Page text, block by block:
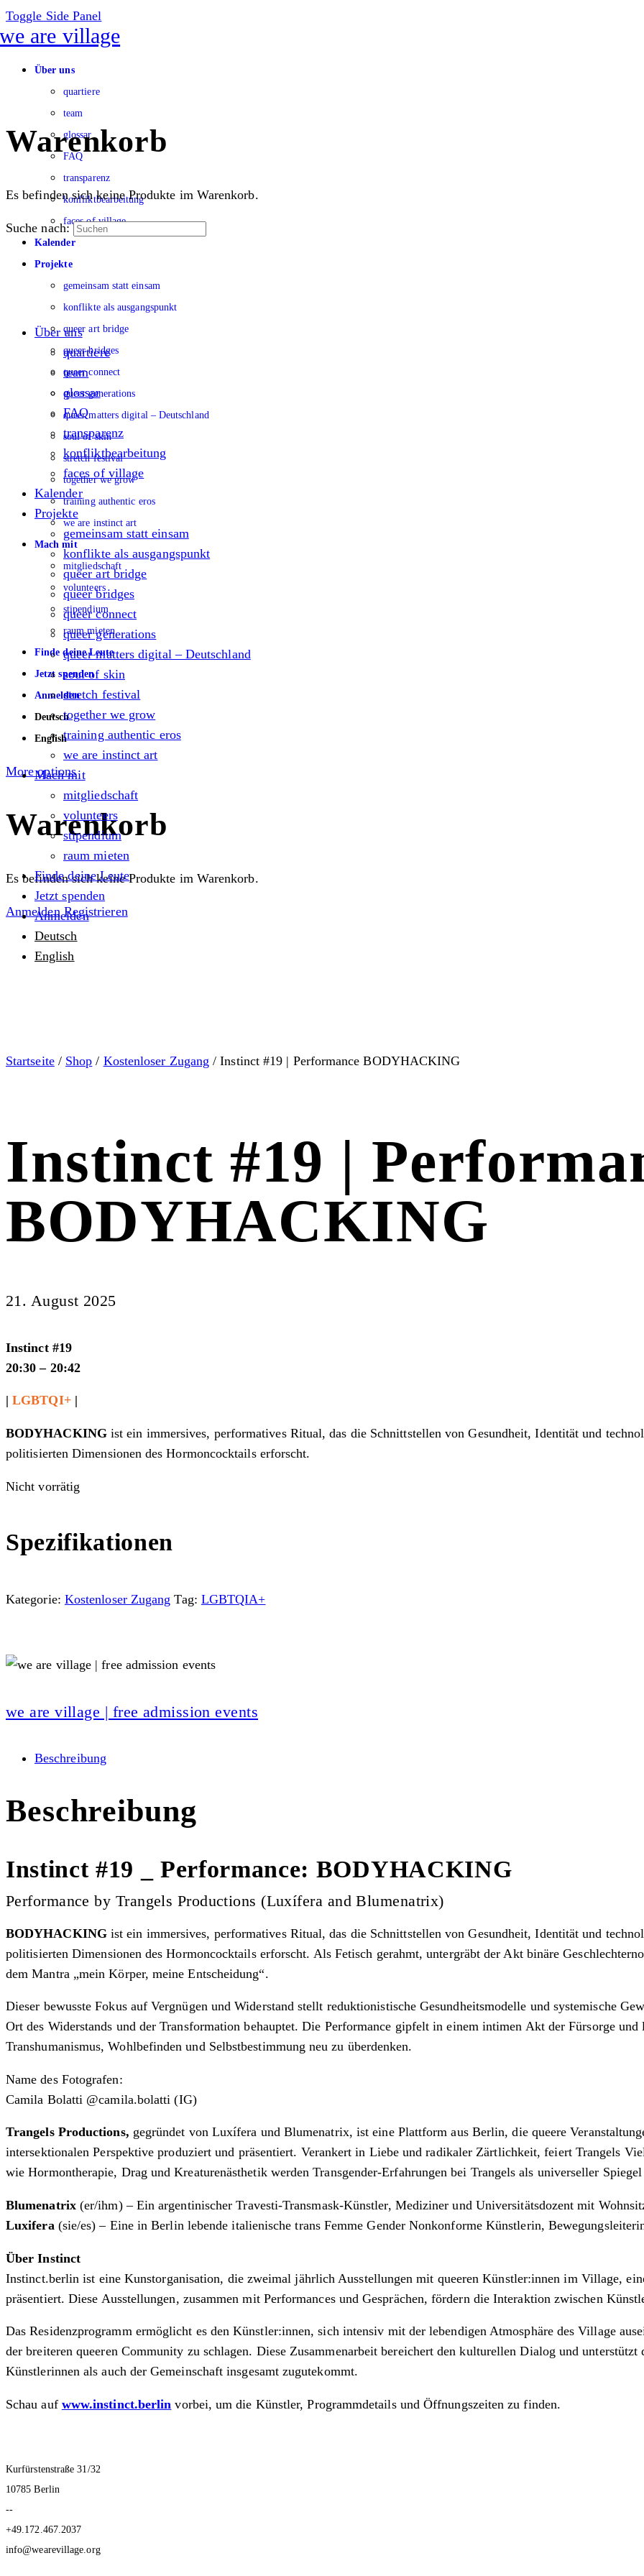
Toggle Side Panel
Über uns
quartiere
team
glossar
FAQ
transparenz
konfliktbearbeitung
faces of village
Kalender
Projekte
gemeinsam statt einsam
konflikte als ausgangspunkt
queer art bridge
queer bridges
queer connect
queer generations
queer matters digital – Deutschland
soul of skin
stretch festival
together we grow
training authentic eros
we are instinct art
Mach mit
mitgliedschaft
volunteers
stipendium
raum mieten
Finde deine Leute
Jetzt spenden
Anmelden
Deutsch
English
More options
Warenkorb
Es befinden sich keine Produkte im Warenkorb.
Anmelden Registrieren
Warenkorb
Es befinden sich keine Produkte im Warenkorb.
Suche nach:
Über uns
quartiere
team
glossar
FAQ
transparenz
konfliktbearbeitung
faces of village
Kalender
Projekte
gemeinsam statt einsam
konflikte als ausgangspunkt
queer art bridge
queer bridges
queer connect
queer generations
queer matters digital – Deutschland
soul of skin
stretch festival
together we grow
training authentic eros
we are instinct art
Mach mit
mitgliedschaft
volunteers
stipendium
raum mieten
Finde deine Leute
Jetzt spenden
Anmelden
Deutsch
English
Startseite/ Shop / Kostenloser Zugang / Instinct #19 | Performance BODYHACKING
Instinct #19 |
BODYHACKING
21. August 2025
Instinct #19
20:30 – 20:42
|LGBTQI+ |
BODYHACKINGist ein immersives, performatives Ritual, das die Schnittstellen von Gesundheit, Identität und
politisierten Dimensionen des Hormoncocktails erforscht.
Nicht vorrätig
Spezifikationen
Kategorie: Kostenloser Zugang Tag: LGBTQIA+
we are village | free admission events
Beschreibung
Beschreibung
Instinct #19 _ Performance: BODYHACKING
Performance by Trangels Productions (Luxífera and Blumenatrix)
BODYHACKINGist ein immersives, performatives Ritual, das die Schnittstellen von Gesundheit, Identität und
politisierten Dimensionen des Hormoncocktails erforscht. Als Fetisch gerahmt, untergräbt der Akt binäre
dem Mantra „mein Körper, meine Entscheidung“.
Dieser bewusste Fokus auf Vergnügen und Widerstand stellt reduktionistische Gesundheitsmodelle und systemische
Ort des Widerstands und der Transformation behauptet. Die Performance gipfelt in einem intimen Akt der Fürsorge
Transhumanismus, Wohlbefinden und Selbstbestimmung neu zu überdenken.
Name des Fotografen:
Camila Bolatti @camila.bolatti (IG)
Trangels Productions, gegründet von Luxífera und Blumenatrix, ist eine Plattform aus Berlin, die queere
intersektionalen Perspektive produziert und präsentiert. Verankert in Liebe und radikaler Zärtlichkeit, feiert Trangels
wie Hormontherapie, Drag und Kreaturenästhetik werden Transgender-Erfahrungen bei Trangels als universeller
Blumenatrix(er/ihm) – Ein argentinischer Travesti-Transmask-Künstler, Mediziner und Universitätsdozent mit
Luxifera (sie/es) – Eine in Berlin lebende italienische trans Femme Gender Nonkonforme Künstlerin,
Über Instinct
Instinct.berlin ist eine Kunstorganisation, die zweimal jährlich Ausstellungen mit queeren Künstler:innen im Village,
präsentiert. Diese Ausstellungen, zusammen mit Performances und Gesprächen, fördern die Interaktion zwischen
Das Residenzprogramm ermöglicht es den Künstler:innen, sich intensiv mit der lebendigen Atmosphäre des Village
der breiteren queeren Community zu schlagen. Diese Zusammenarbeit bereichert den kulturellen Dialog und
Künstlerinnen als auch der Gemeinschaft insgesamt zugutekommt.
Schau auf www.instinct.berlin vorbei, um die Künstler, Programmdetails und Öffnungszeiten zu finden.
Kurfürstenstraße 31/32
10785 Berlin
--
+49.172.467.2037
info@wearevillage.org